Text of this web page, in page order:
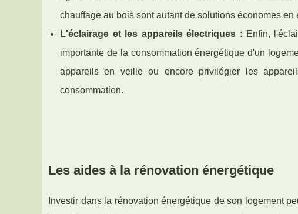
chauffage au bois sont autant de solutions économes en
L'éclairage et les appareils électriques : Enfin,
importante de la consommation énergétique d'un
appareils en veille ou encore privilégier les
consommation.
Les aides à la rénovation énergétique
Investir dans la rénovation énergétique de son logement